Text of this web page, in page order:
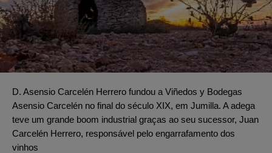
D. Asensio Carcelén Herrero fundou a Viñedos y Bodegas
Asensio Carcelén no final do século XIX, em Jumilla. A adega
teve um grande boom industrial graças ao seu sucessor, Juan
Carcelén Herrero, responsável pelo engarrafamento dos
vinhos